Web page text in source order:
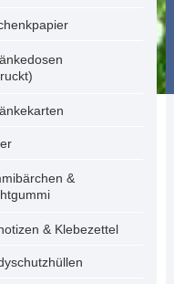
&
& Klebezettel